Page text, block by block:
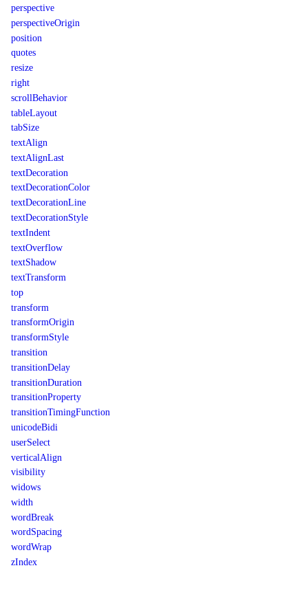
perspective
perspectiveOrigin
position
quotes
resize
right
scrollBehavior
tableLayout
tabSize
textAlign
textAlignLast
textDecoration
textDecorationColor
textDecorationLine
textDecorationStyle
textIndent
textOverflow
textShadow
textTransform
top
transform
transformOrigin
transformStyle
transition
transitionDelay
transitionDuration
transitionProperty
transitionTimingFunction
unicodeBidi
userSelect
verticalAlign
visibility
widows
width
wordBreak
wordSpacing
wordWrap
zIndex